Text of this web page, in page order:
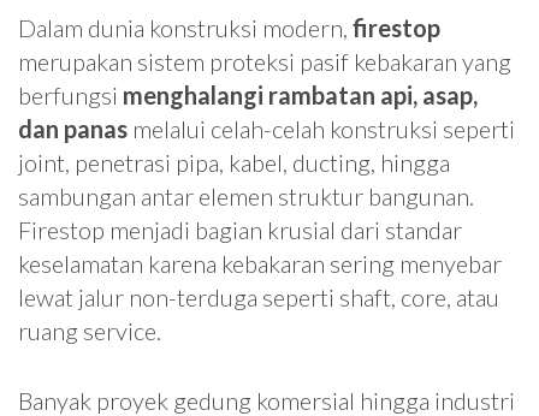
Dalam dunia konstruksi modern, firestop
merupakan sistem proteksi pasif kebakaran yang
berfungsi menghalangi rambatan api, asap,
dan panas melalui celah-celah konstruksi seperti
joint, penetrasi pipa, kabel, ducting, hingga
sambungan antar elemen struktur bangunan.
Firestop menjadi bagian krusial dari standar
keselamatan karena kebakaran sering menyebar
lewat jalur non-terduga seperti shaft, core, atau
ruang service.
Banyak proyek gedung komersial hingga industri